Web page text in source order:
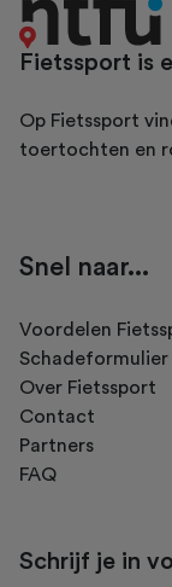
Fietssport is
Op Fietssport
toertochten en
Snel naar...
Voordelen
Schadeformulier
Over Fietssport
Contact
Partners
FAQ
Schrijf je in